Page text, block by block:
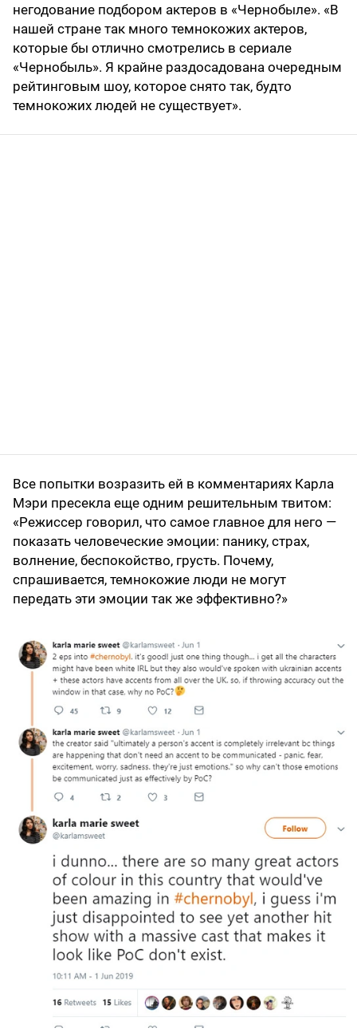
негодование подбором актеров в «Чернобыле». «В
нашей стране так много темнокожих актеров,
которые бы отлично смотрелись в сериале
«Чернобыль». Я крайне раздосадована очередным
рейтинговым шоу, которое снято так, будто
темнокожих людей не существует».
Все попытки возразить ей в комментариях Карла
Мэри пресекла еще одним решительным твитом:
«Режиссер говорил, что самое главное для него —
показать человеческие эмоции: панику, страх,
волнение, беспокойство, грусть. Почему,
спрашивается, темнокожие люди не могут
передать эти эмоции так же эффективно?»